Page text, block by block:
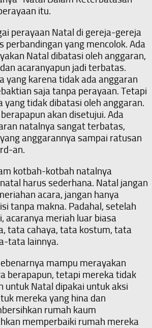
itu.
perayaan Natal di gereja-gereja
perbandingan yang mencolok. Ada
Natal dibatasi oleh anggaran,
acaranyapun jadi terbatas.
yang karena tidak ada anggaran
saja tanpa perayaan. Tetapi
yang tidak dibatasi oleh anggaran.
akan disetujui. Ada
natalnya sangat terbatas,
anggarannya sampai ratusan
an.
kotbah-kotbah natalnya
harus sederhana. Natal jangan
acara, jangan hanya
tanpa makna. Padahal, setelah
acaranya meriah luar biasa
tata cahaya, tata kostum, tata
tata lainnya.
mampu merayakan
berapapun, tetapi mereka tidak
untuk Natal dipakai untuk aksi
mereka yang hina dan
rumah kaum
memperbaiki rumah mereka